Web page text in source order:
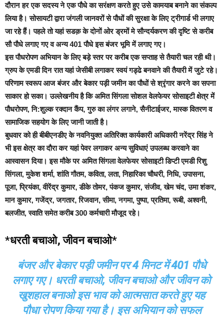
दौरान हर एक सदस्य ने एक पौधे का सरंक्षण करते हुए उसे कामयाब बनाने का संकल्प
लिया है। सोसायटी द्वारा जंगली जानवरों से पौधों की सुरक्षा के लिए ट्रीगार्ड भी लगाए
जा रहे हैं। पहले तो यहां सडक़ के दोनों ओर ड्रमों मे सौन्दर्यकरण की दृष्टि से करीब
सौ पौधे लगाए गए व अन्य 401 पौधे इस बंजर भूमि में लगाए गए।
इस पौधरोपण अभियान के लिए बड़े स्तर पर करीब एक सप्ताह से तैयारी चल रही थी।
ग्रुप के एमडी दिन रात यहां जेसीबी लगाकर स्वयं गड्ढे बनवाने की तैयारी में जुटे रहे।
परिणाम स्वरूप आज बंजर और बेकार पड़ी जमीन का पौधों से श्रृंगार करने का सपना
साकार हो सका। उल्लेखनीय है कि अमित सिंगला सोशल वेलफेयर सोसाइटी क्षेत्र में
पौधरोपण, नि:शुल्क रक्दान कैंप, गुरु का लंगर लगाने, सैनीटाईजर, मास्क वितरण व
सामाजिक सहयोग के लिए जानी जाती है।
बुधवार को ही बीबीएनडीए के नवनियुक्त अतिरिक्त कार्यकारी अधिकारी नरेंद्र सिंह ने
भी इस क्षेत्र का दौरा कर यहां पेवर लगाकर अन्य सुविधाएं उपलब्ध करवाने का
आस्वासन दिया। इस मौके पर अमित सिंगला वेलफेयर सोसाइटी डिप्टी एमडी रिशु
सिंगला, मुकेश शर्मा, शांति गौतम, कविता, लता, निहारिका चौधरी, निधि, उपासना,
पूजा, प्रियंका, वीरेंद्र कुमार, डीके तोमर, पंकज कुमार, संजीव, खेम चंद, उमा शंकर,
मान कुमार, गजेंद्र, जगतार, रिजवान, सीमा, नगमा, पुष्पा, प्रतिमा, रूबी, अश्वनी,
बलजीत, स्वाति समेत करीब 300 कर्मचारी मौजूद रहे।
*धरती बचाओ, जीवन बचाओ*
बंजर और बेकार पड़ी जमीन पर 4 मिनट में 401 पौधे
लगाए गए। धरती बचाओ, जीवन बचाओ और जीवन को
खुशहाल बनाओ इस भाव को आत्मसात करते हुए यह
पौधा रोपण किया गया है। इस अभियान को सफल